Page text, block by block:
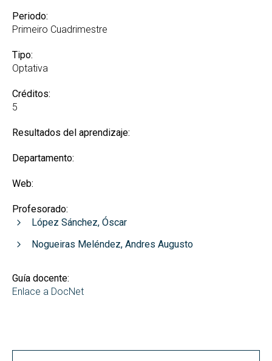
Periodo:
Primeiro Cuadrimestre
Tipo:
Optativa
Créditos:
5
Resultados del aprendizaje:
Departamento:
Web:
Profesorado:
López Sánchez, Óscar
Nogueiras Meléndez, Andres Augusto
Guía docente:
Enlace a DocNet